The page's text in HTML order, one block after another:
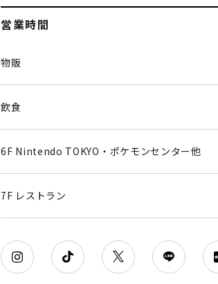
営業時間
物販
飲食
6F Nintendo TOKYO・ポケモンセンター他
7F レストラン